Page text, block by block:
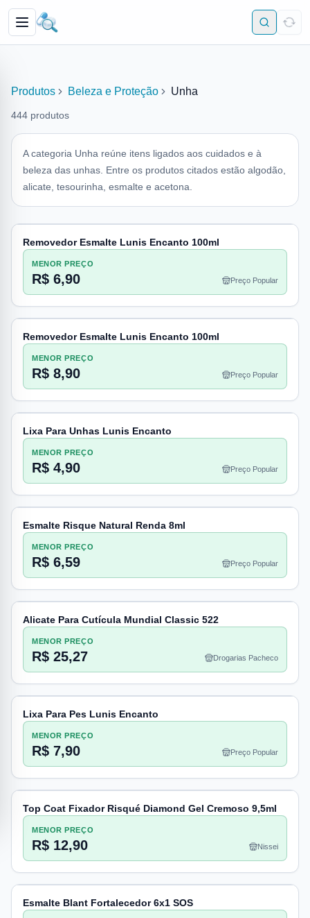
Produtos Beleza e Proteção Unha
444 produtos
A categoria Unha reúne itens ligados aos cuidados e à
beleza das unhas. Entre os produtos citados estão algodão,
alicate, tesourinha, esmalte e acetona.
Removedor Esmalte Lunis Encanto 100ml
MENOR PREÇO
R$ 6,90 Preço Popular
Removedor Esmalte Lunis Encanto 100ml
MENOR PREÇO
R$ 8,90 Preço Popular
Lixa Para Unhas Lunis Encanto
MENOR PREÇO
R$ 4,90 Preço Popular
Esmalte Risque Natural Renda 8ml
MENOR PREÇO
R$ 6,59 Preço Popular
Alicate Para Cutícula Mundial Classic 522
MENOR PREÇO
R$ 25,27 Drogarias Pacheco
Lixa Para Pes Lunis Encanto
MENOR PREÇO
R$ 7,90 Preço Popular
Top Coat Fixador Risqué Diamond Gel Cremoso 9,5ml
MENOR PREÇO
R$ 12,90 Nissei
Esmalte Blant Fortalecedor 6x1 SOS